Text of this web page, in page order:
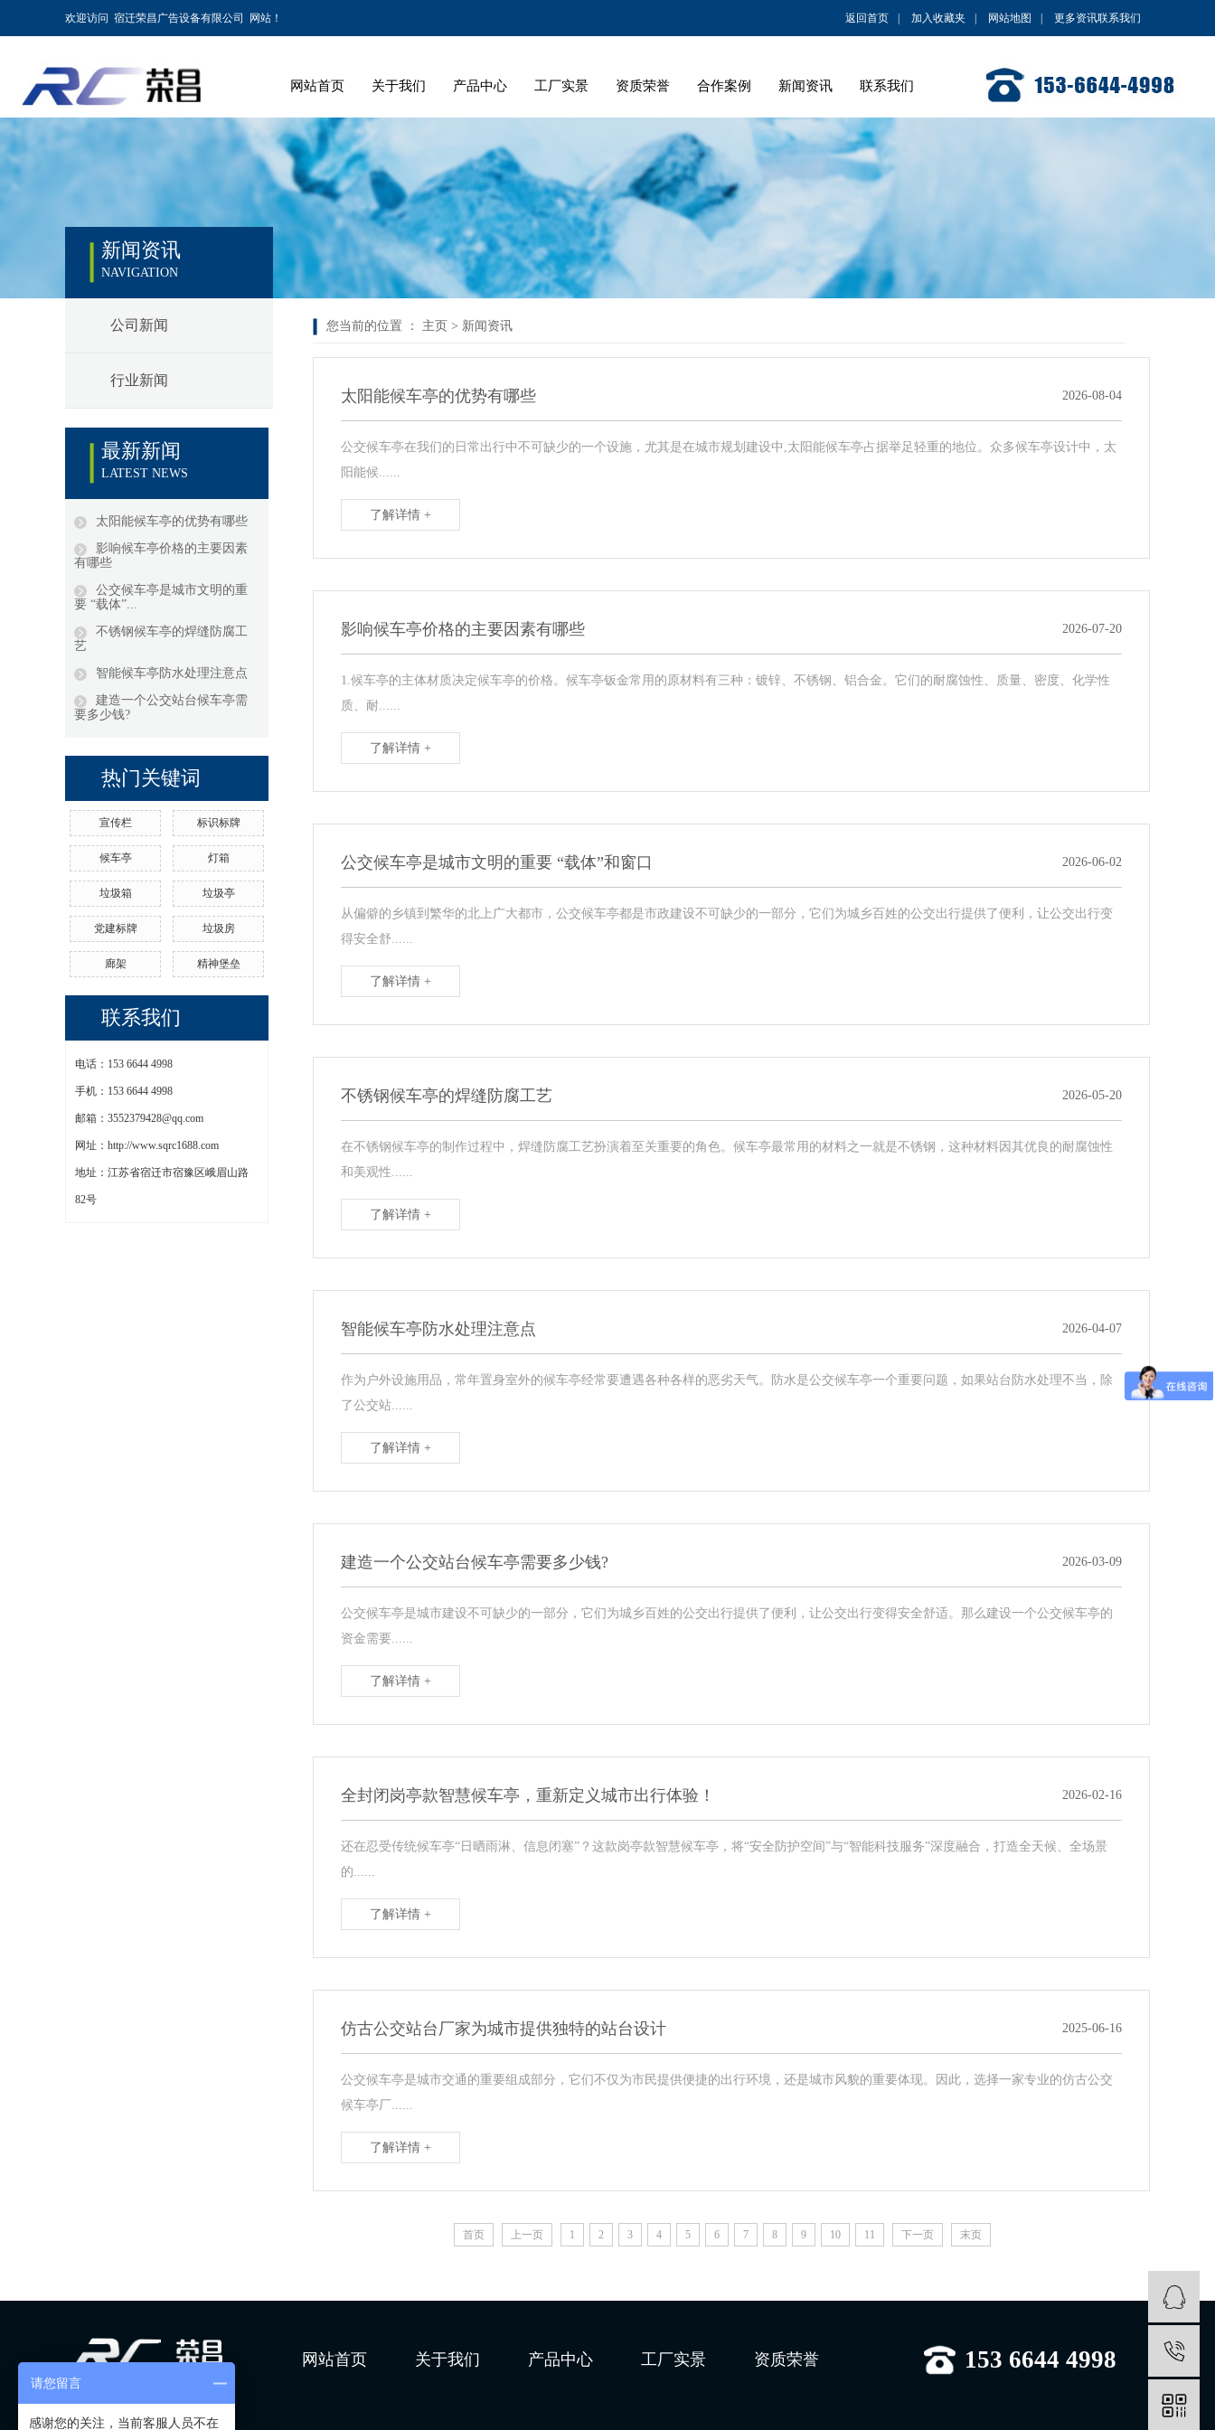
欢迎访问 宿迁荣昌广告设备有限公司 网站！ 返回首页 加入收藏夹 网站地图 更多资讯联系我们
网站首页 关于我们 产品中心 工厂实景 资质荣誉 合作案例 新闻资讯 联系我们
新闻资讯
NAVIGATION
公司新闻
行业新闻
最新新闻
LATEST NEWS
太阳能候车亭的优势有哪些
影响候车亭价格的主要因素
有哪些
公交候车亭是城市文明的重
要 “载体”...
不锈钢候车亭的焊缝防腐工
艺
智能候车亭防水处理注意点
建造一个公交站台候车亭需
要多少钱?
热门关键词
宣传栏 标识标牌
候车亭 灯箱
垃圾箱 垃圾亭
党建标牌 垃圾房
廊架 精神堡垒
联系我们
电话：153 6644 4998
手机：153 6644 4998
邮箱：3552379428@qq.com
网址：http://www.sqrc1688.com
地址：江苏省宿迁市宿豫区峨眉山路
82号
您当前的位置 ： 主页 > 新闻资讯
太阳能候车亭的优势有哪些 2026-08-04
公交候车亭在我们的日常出行中不可缺少的一个设施，尤其是在城市规划建设中,太阳能候车亭占据举足轻重的地位。众多候车亭设计中，太
阳能候......
了解详情 +
影响候车亭价格的主要因素有哪些 2026-07-20
1.候车亭的主体材质决定候车亭的价格。候车亭钣金常用的原材料有三种：镀锌、不锈钢、铝合金。它们的耐腐蚀性、质量、密度、化学性
质、耐......
了解详情 +
公交候车亭是城市文明的重要 “载体”和窗口 2026-06-02
从偏僻的乡镇到繁华的北上广大都市，公交候车亭都是市政建设不可缺少的一部分，它们为城乡百姓的公交出行提供了便利，让公交出行变
得安全舒......
了解详情 +
不锈钢候车亭的焊缝防腐工艺 2026-05-20
在不锈钢候车亭的制作过程中，焊缝防腐工艺扮演着至关重要的角色。候车亭最常用的材料之一就是不锈钢，这种材料因其优良的耐腐蚀性
和美观性......
了解详情 +
智能候车亭防水处理注意点 2026-04-07
作为户外设施用品，常年置身室外的候车亭经常要遭遇各种各样的恶劣天气。防水是公交候车亭一个重要问题，如果站台防水处理不当，除
了公交站......
了解详情 +
建造一个公交站台候车亭需要多少钱? 2026-03-09
公交候车亭是城市建设不可缺少的一部分，它们为城乡百姓的公交出行提供了便利，让公交出行变得安全舒适。那么建设一个公交候车亭的
资金需要......
了解详情 +
全封闭岗亭款智慧候车亭，重新定义城市出行体验！ 2026-02-16
还在忍受传统候车亭“日晒雨淋、信息闭塞”？这款岗亭款智慧候车亭，将“安全防护空间”与“智能科技服务”深度融合，打造全天候、全场景
的......
了解详情 +
仿古公交站台厂家为城市提供独特的站台设计 2025-06-16
公交候车亭是城市交通的重要组成部分，它们不仅为市民提供便捷的出行环境，还是城市风貌的重要体现。因此，选择一家专业的仿古公交
候车亭厂......
了解详情 +
首页 上一页 1 2 3 4 5 6 7 8 9 10 11 下一页 末页
网站首页 关于我们 产品中心 工厂实景 资质荣誉 153 6644 4998
请您留言
感谢您的关注，当前客服人员不在